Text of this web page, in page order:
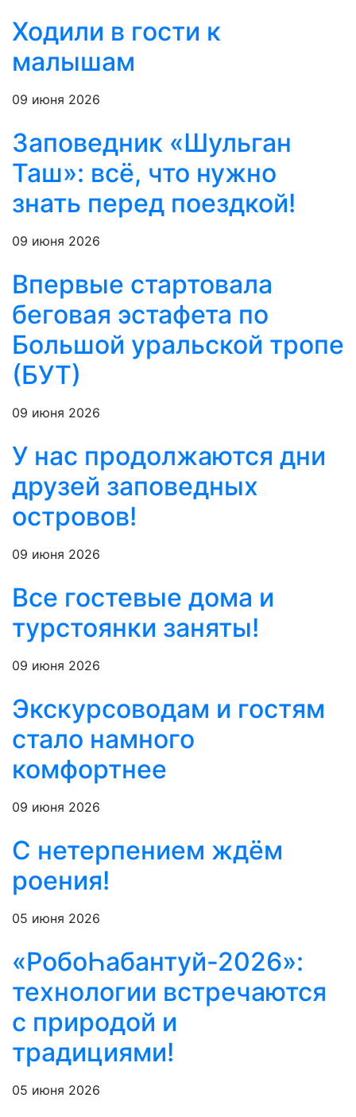
Ходили в гости к
малышам
09 июня 2026
Заповедник «Шульган
Таш»: всё, что нужно
знать перед поездкой!
09 июня 2026
Впервые стартовала
беговая эстафета по
Большой уральской тропе
(БУТ)
09 июня 2026
У нас продолжаются дни
друзей заповедных
островов!
09 июня 2026
Все гостевые дома и
турстоянки заняты!
09 июня 2026
Экскурсоводам и гостям
стало намного
комфортнее
09 июня 2026
С нетерпением ждём
роения!
05 июня 2026
«РобоҺабантуй-2026»:
технологии встречаются
с природой и
традициями!
05 июня 2026